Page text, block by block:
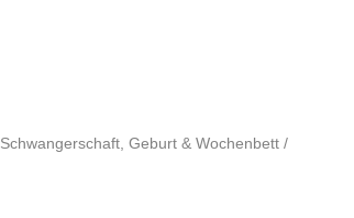
Schwangerschaft, Geburt & Wochenbett /